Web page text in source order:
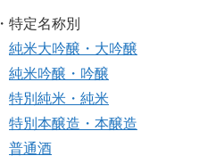
・特定名称別
純米大吟醸・大吟醸
純米吟醸・吟醸
特別純米・純米
特別本醸造・本醸造
普通酒